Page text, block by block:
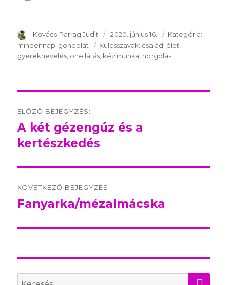
SzerzÅ
Kovács-Parrag Judit Közzétéve:
2020. június 16. Kategória:
mindennapi gondolat
Kulcsszavak: Kulcsszavak:
családi élet
gyereknevelés önellátás kézimunka horgolás
navigation
ELŐZŐ BEJEGYZÉS:
Előző
bejegyzés:
A két gézengúz és a
kertészkedés
KÖVETKEZŐ BEJEGYZÉS:
Következő
Fanyarka/mézalmácska
Search